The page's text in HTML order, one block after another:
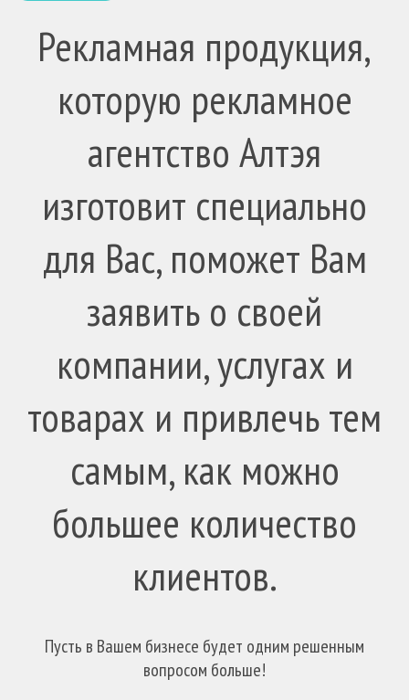
Рекламная продукция,
которую рекламное
агентство Алтэя
изготовит специально
для Вас, поможет Вам
заявить о своей
компании, услугах и
товарах и привлечь тем
самым, как можно
большее количество
клиентов.
Пусть в Вашем бизнесе будет одним решенным
вопросом больше!